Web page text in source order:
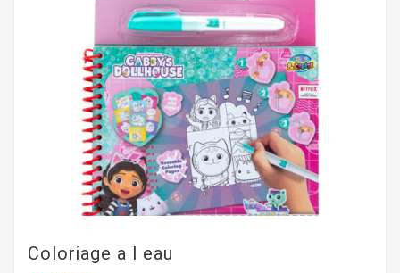
Coloriage a l eau